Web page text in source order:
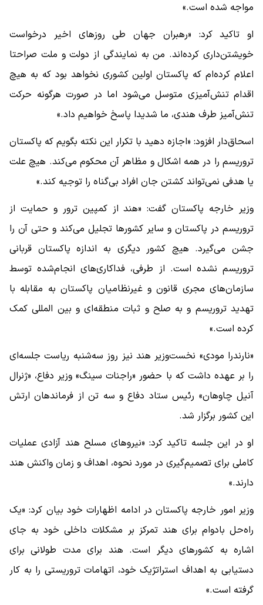
مواجه شده است.»
او تاکید کرد: «رهبران جهان طی روزهای اخیر درخواست
خویشتن‌داری کرده‌اند. من به نمایندگی از دولت و ملت صراحتا
اعلام کرده‌ام که پاکستان اولین کشوری نخواهد بود که به هیچ
اقدام تنش‌آمیزی متوسل می‌شود اما در صورت هرگونه حرکت
تنش‌آمیز طرف هندی، ما شدیدا پاسخ خواهیم داد.»
اسحاق‌دار افزود: «اجازه دهید با تکرار این نکته بگویم که پاکستان
تروریسم را در همه اشکال و مظاهر آن محکوم می‌کند. هیچ علت
یا هدفی نمی‌تواند کشتن جان افراد بی‌گناه را توجیه کند.»
وزیر خارجه پاکستان گفت: «هند از کمپین ترور و حمایت از
تروریسم در پاکستان و سایر کشورها تجلیل می‌کند و حتی آن را
جشن می‌گیرد. هیچ کشور دیگری به اندازه پاکستان قربانی
تروریسم نشده است. از طرفی، فداکاری‌های انجام‌شده توسط
سازمان‌های مجری قانون و غیرنظامیان پاکستان به مقابله با
تهدید تروریسم و به صلح و ثبات منطقه‌ای و بین المللی کمک
کرده است.»
«نارندرا مودی» نخست‌وزیر هند نیز روز سه‌شنبه ریاست جلسه‌ای
را بر عهده داشت که با حضور «راجنات سینگ» وزیر دفاع، «ژنرال
آنیل چاوهان» رئیس ستاد دفاع و سه تن از فرماندهان ارتش
این کشور برگزار شد.
او در این جلسه تاکید کرد: «نیروهای مسلح هند آزادی عملیات
کاملی برای تصمیم‌گیری در مورد نحوه، اهداف و زمان واکنش هند
دارند.»
وزیر امور خارجه پاکستان در ادامه اظهارات خود بیان کرد: «یک
راه‌حل بادوام برای هند تمرکز بر مشکلات داخلی خود به جای
اشاره به کشورهای دیگر است. هند برای مدت طولانی برای
دستیابی به اهداف استراتژیک خود، اتهامات تروریستی را به کار
گرفته است.»